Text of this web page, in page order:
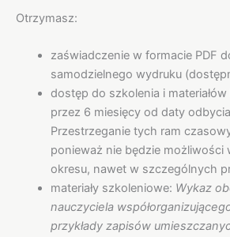
Otrzymasz:
zaświadczenie w formacie PDF
samodzielnego wydruku
dostęp do szkolenia i
przez 6 miesięcy od daty
Przestrzeganie tych ram
ponieważ nie będzie możliwości
okresu, nawet w szczególnych
materiały szkoleniowe: Wykaz
nauczyciela
przykłady zapisów